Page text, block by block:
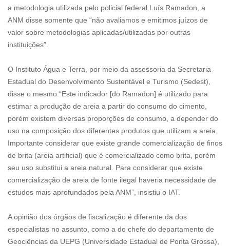
a metodologia utilizada pelo policial federal Luís Ramadon, a
ANM disse somente que “não avaliamos e emitimos juízos de
valor sobre metodologias aplicadas/utilizadas por outras
instituições”.
O Instituto Água e Terra, por meio da assessoria da Secretaria
Estadual do Desenvolvimento Sustentável e Turismo (Sedest),
disse o mesmo.“Este indicador [do Ramadon] é utilizado para
estimar a produção de areia a partir do consumo do cimento,
porém existem diversas proporções de consumo, a depender do
uso na composição dos diferentes produtos que utilizam a areia.
Importante considerar que existe grande comercialização de finos
de brita (areia artificial) que é comercializado como brita, porém
seu uso substitui a areia natural. Para considerar que existe
comercialização de areia de fonte ilegal haveria necessidade de
estudos mais aprofundados pela ANM”, insistiu o IAT.
A opinião dos órgãos de fiscalização é diferente da dos
especialistas no assunto, como a do chefe do departamento de
Geociências da UEPG (Universidade Estadual de Ponta Grossa),